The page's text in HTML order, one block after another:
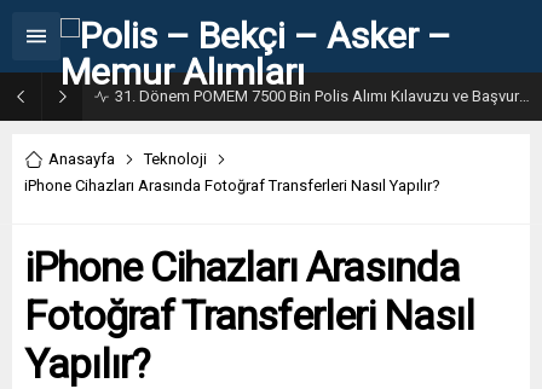
31. Dönem POMEM 7500 Bin Polis Alımı Kılavuzu ve Başvuru Ekranı
Anasayfa
Teknoloji
iPhone Cihazları Arasında Fotoğraf Transferleri Nasıl Yapılır?
iPhone Cihazları Arasında
Fotoğraf Transferleri Nasıl
Yapılır?